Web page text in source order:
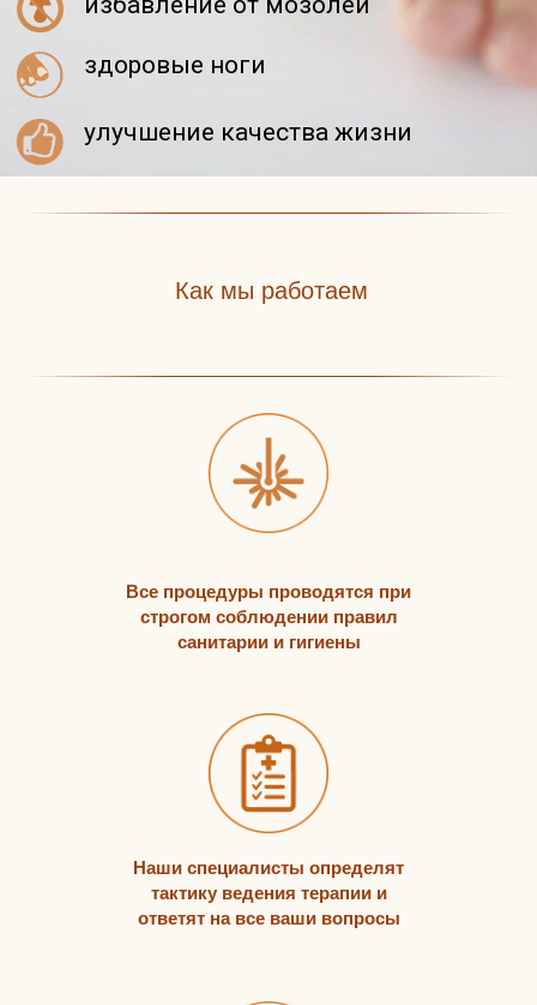
Как мы работаем
Все процедуры проводятся при
строгом соблюдении правил
санитарии и гигиены
Наши специалисты определят
тактику ведения терапии и
ответят на все ваши вопросы